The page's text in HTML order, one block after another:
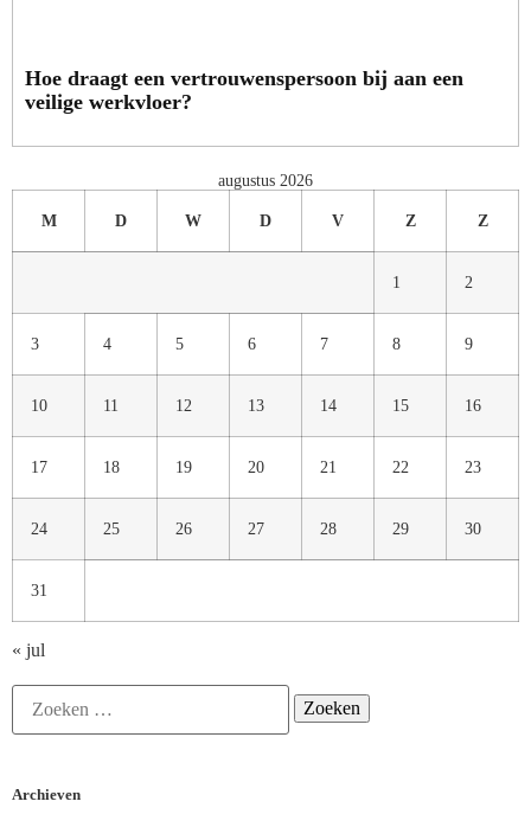
Hoe draagt een vertrouwenspersoon bij aan een
veilige werkvloer?
augustus 2026
M D W D V Z Z
1 2
3 4 5 6 7 8 9
10 11 12 13 14 15 16
17 18 19 20 21 22 23
24 25 26 27 28 29 30
31
« jul
Archieven